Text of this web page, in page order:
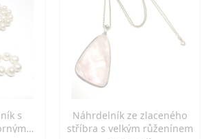
s
Náhrdelník ze zlaceného
stříbra s velkým růženínem